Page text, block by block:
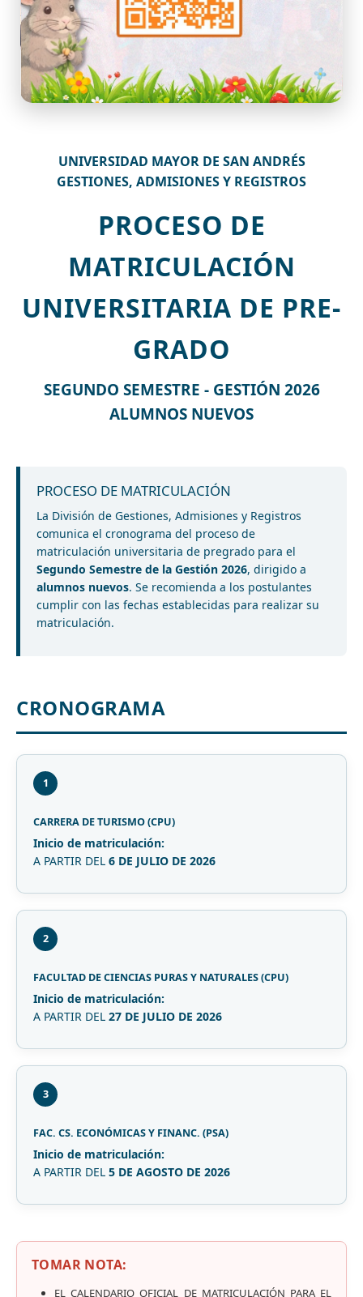
UNIVERSIDAD MAYOR DE SAN ANDRÉS
GESTIONES, ADMISIONES Y REGISTROS
PROCESO DE
MATRICULACIÓN
UNIVERSITARIA DE PRE-
GRADO
SEGUNDO SEMESTRE - GESTIÓN 2026
ALUMNOS NUEVOS
PROCESO DE MATRICULACIÓN
La División de Gestiones, Admisiones y Registros
comunica el cronograma del proceso de
matriculación universitaria de pregrado para el
Segundo Semestre de la Gestión 2026, dirigido a
alumnos nuevos. Se recomienda a los postulantes
cumplir con las fechas establecidas para realizar su
matriculación.
CRONOGRAMA
1
CARRERA DE TURISMO (CPU)
Inicio de matriculación:
A PARTIR DEL 6 DE JULIO DE 2026
2
FACULTAD DE CIENCIAS PURAS Y NATURALES (CPU)
Inicio de matriculación:
A PARTIR DEL 27 DE JULIO DE 2026
3
FAC. CS. ECONÓMICAS Y FINANC. (PSA)
Inicio de matriculación:
A PARTIR DEL 5 DE AGOSTO DE 2026
TOMAR NOTA:
EL CALENDARIO OFICIAL DE MATRICULACIÓN PARA EL